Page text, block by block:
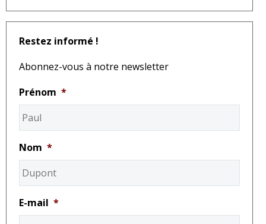
Restez informé !
Abonnez-vous à notre newsletter
Prénom *
Nom *
E-mail *